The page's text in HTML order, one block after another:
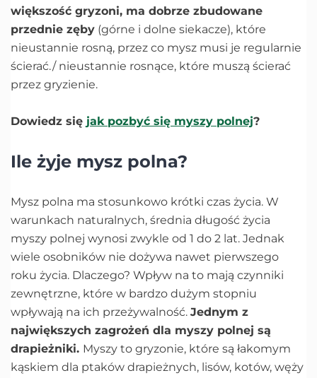
większość gryzoni, ma dobrze zbudowane
przednie zęby (górne i dolne siekacze), które
nieustannie rosną, przez co mysz musi je regularnie
ścierać./ nieustannie rosnące, które muszą ścierać
przez gryzienie.
Dowiedz się jak pozbyć się myszy polnej?
Ile żyje mysz polna?
Mysz polna ma stosunkowo krótki czas życia. W
warunkach naturalnych, średnia długość życia
myszy polnej wynosi zwykle od 1 do 2 lat. Jednak
wiele osobników nie dożywa nawet pierwszego
roku życia. Dlaczego? Wpływ na to mają czynniki
zewnętrzne, które w bardzo dużym stopniu
wpływają na ich przeżywalność. Jednym z
największych zagrożeń dla myszy polnej są
drapieżniki. Myszy to gryzonie, które są łakomym
kąskiem dla ptaków drapieżnych, lisów, kotów, węży